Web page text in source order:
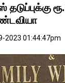
தடுப்புக்கு
2023 01:44:47pm